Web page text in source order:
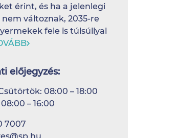
érint, és ha a jelenlegi
változnak, 2035-re
fele is túlsúllyal
előjegyzés:
08:00 – 18:00
– 16:00
7007